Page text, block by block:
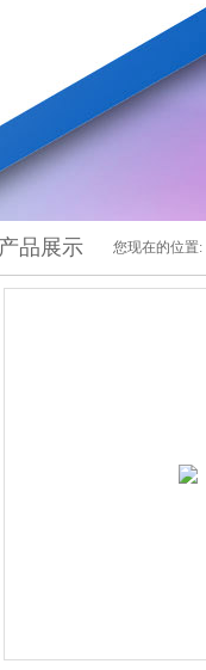
产品展示 您现在的位置: